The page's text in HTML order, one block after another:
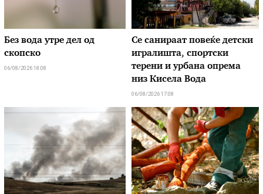
Без вода утре дел од
скопско
06/08/2026 18:08
Се санираат повеќе детски
игралишта, спортски
терени и урбана опрема
низ Кисела Вода
06/08/2026 17:08